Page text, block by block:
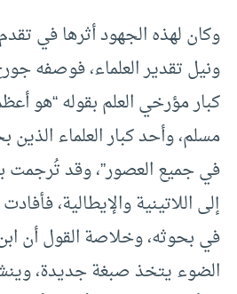
وكان لهذه الجهود أثرها في
ونيل تقدير العلماء، فوصفه
كبار مؤرخي العلم بقوله “هو
مسلم، وأحد كبار العلماء
في جميع العصور”، وقد تُرجمت
إلى اللاتينية والإيطالية،
في بحوثه، وخلاصة القول أن
الضوء يتخذ صبغة جديدة،